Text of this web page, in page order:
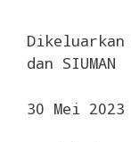
Dikeluarkan
dan SIUMAN
30 Mei 2023